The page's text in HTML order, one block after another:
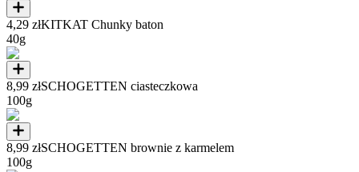
4,29 złKITKAT Chunky baton
40g
8,99 złSCHOGETTEN ciasteczkowa
100g
8,99 złSCHOGETTEN brownie z karmelem
100g